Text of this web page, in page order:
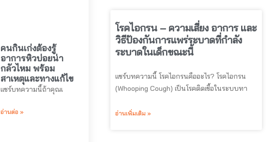
คนกินเก่งต้องรู้
อาการหิวบ่อยน่า
กลัวไหม พร้อม
สาเหตุและทางแก้ไข
แชร์บทความนี้ถ้าคุณเ
อ่านต่อ »
โรคไอกรน – ความเสี่ยง อาการ และ
วิธีป้องกันการแพร่ระบาดที่กำลัง
ระบาดในเด็กขณะนี้
แชร์บทความนี้ โรคไอกรนคืออะไร? โรคไอกรน
(Whooping Cough) เป็นโรคติดเชื้อในระบบทา
อ่านเพิ่มเติม »